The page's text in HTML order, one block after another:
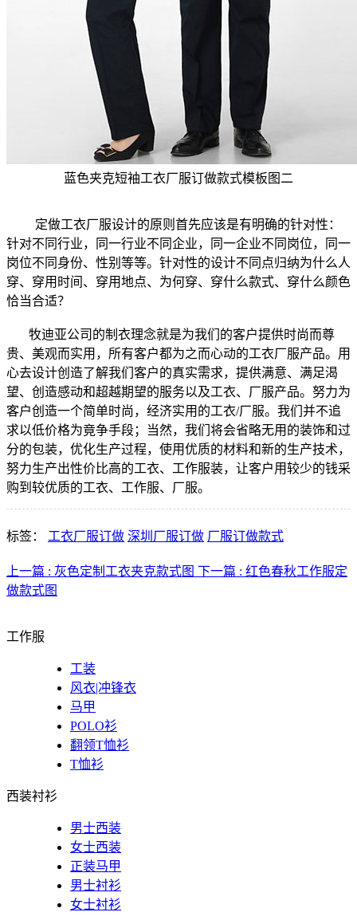
蓝色夹克短袖工衣厂服订做款式模板图二
定做工衣厂服设计的原则首先应该是有明确的针对性：
针对不同行业，同一行业不同企业，同一企业不同岗位，同一
岗位不同身份、性别等等。针对性的设计不同点归纳为什么人
穿、穿用时间、穿用地点、为何穿、穿什么款式、穿什么颜色
恰当合适？
牧迪亚公司的制衣理念就是为我们的客户提供时尚而尊
贵、美观而实用，所有客户都为之而心动的工衣厂服产品。用
心去设计创造了解我们客户的真实需求，提供满意、满足渴
望、创造感动和超越期望的服务以及工衣、厂服产品。努力为
客户创造一个简单时尚，经济实用的工衣/厂服。我们并不追
求以低价格为竟争手段；当然，我们将会省略无用的装饰和过
分的包装，优化生产过程，使用优质的材料和新的生产技术，
努力生产出性价比高的工衣、工作服装，让客户用较少的钱采
购到较优质的工衣、工作服、厂服。
标签： 工衣厂服订做 深圳厂服订做 厂服订做款式
上一篇 : 灰色定制工衣夹克款式图 下一篇 : 红色春秋工作服定
做款式图
工作服
工装
风衣|冲锋衣
马甲
POLO衫
翻领T恤衫
T恤衫
西装衬衫
男士西装
女士西装
正装马甲
男士衬衫
女士衬衫